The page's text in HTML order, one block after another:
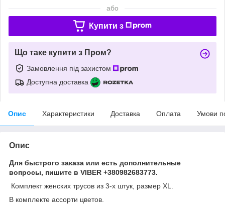
або
Купити з
Що таке купити з Пром?
Замовлення під захистом
Доступна доставка
Опис Характеристики Доставка Оплата Умови
Опис
Для быстрого заказа или есть дополнительные
вопросы, пишите в VIBER +380982683773.
Комплект женских трусов из 3-х штук, размер XL.
В комплекте ассорти цветов.